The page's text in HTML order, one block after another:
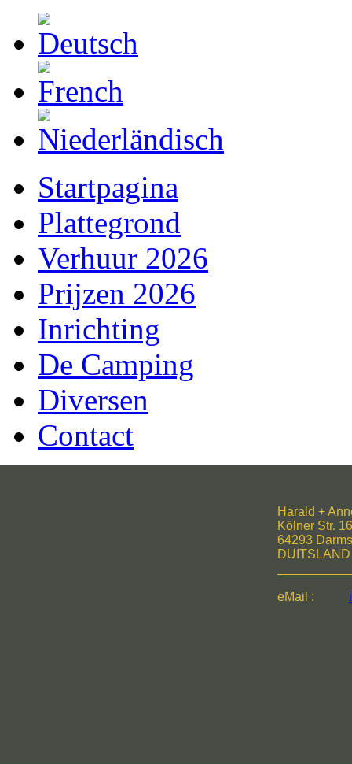
Startpagina
Plattegrond
Verhuur 2026
Prijzen 2026
Inrichting
De Camping
Diversen
Contact
Harald +
Kölner Str.
64293
DUITSLAND
eMail :